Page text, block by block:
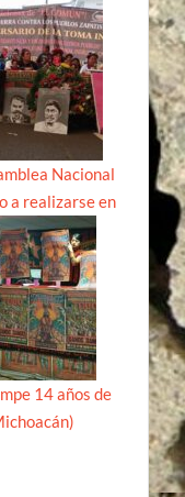
Nacional
a realizarse en
14 años de